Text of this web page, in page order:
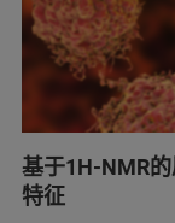
基于1H-NMR
特征